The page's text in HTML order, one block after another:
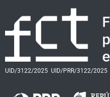
UID/3122/2025 UID/PRR/3122/2025